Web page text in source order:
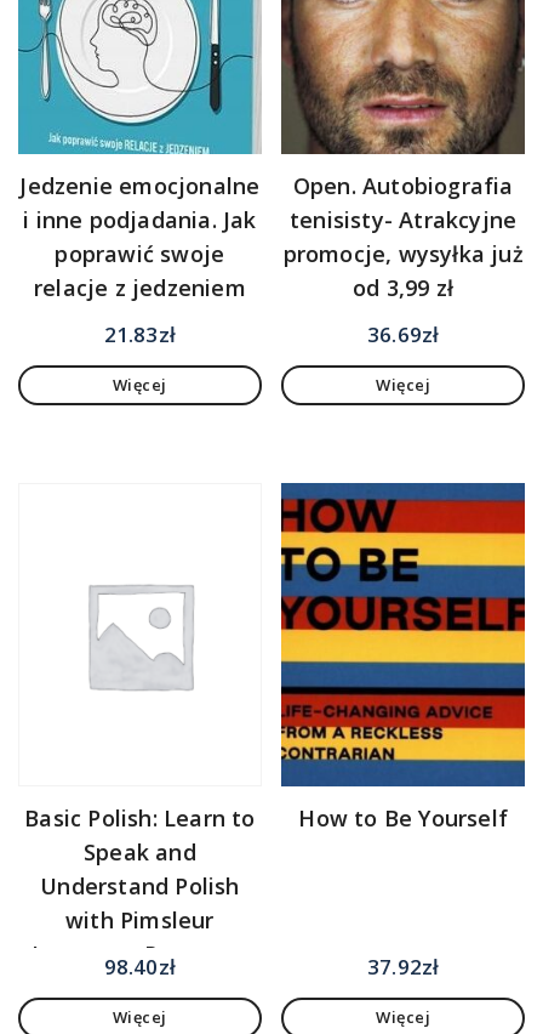
Jedzenie emocjonalne
i inne podjadania. Jak
poprawić swoje
relacje z jedzeniem
21.83zł
Więcej
Open. Autobiografia
tenisisty- Atrakcyjne
promocje, wysyłka już
od 3,99 zł
36.69zł
Więcej
Basic Polish: Learn to
Speak and
Understand Polish
with Pimsleur
Language Programs
98.40zł
Więcej
How to Be Yourself
37.92zł
Więcej